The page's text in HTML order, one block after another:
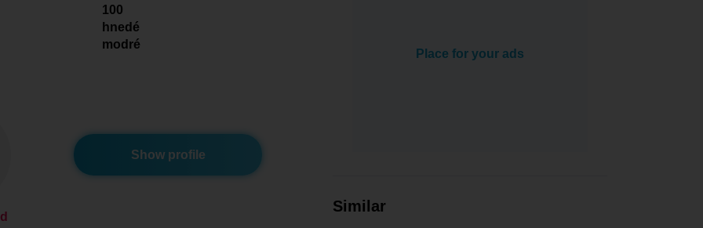
100
hnedé
modré
Show profile
Place for your ads
Similar